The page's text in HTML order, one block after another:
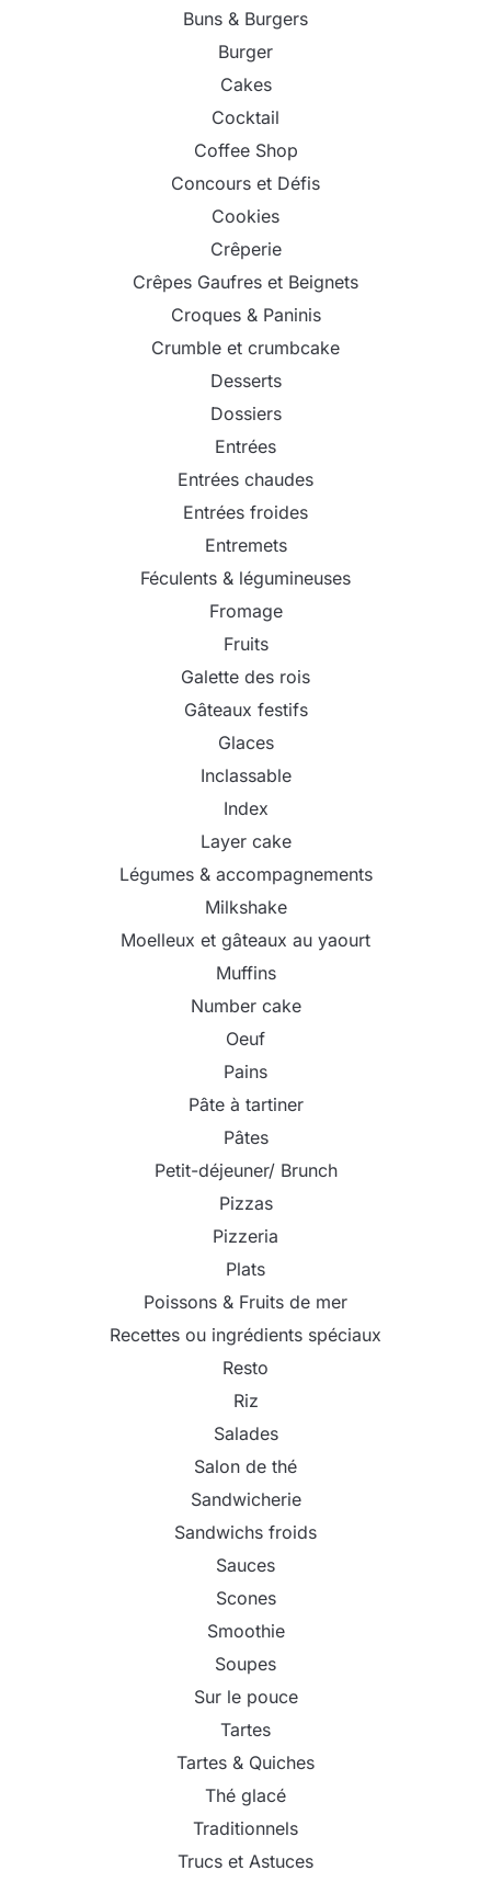
Buns & Burgers
Burger
Cakes
Cocktail
Coffee Shop
Concours et Défis
Cookies
Crêperie
Crêpes Gaufres et Beignets
Croques & Paninis
Crumble et crumbcake
Desserts
Dossiers
Entrées
Entrées chaudes
Entrées froides
Entremets
Féculents & légumineuses
Fromage
Fruits
Galette des rois
Gâteaux festifs
Glaces
Inclassable
Index
Layer cake
Légumes & accompagnements
Milkshake
Moelleux et gâteaux au yaourt
Muffins
Number cake
Oeuf
Pains
Pâte à tartiner
Pâtes
Petit-déjeuner/ Brunch
Pizzas
Pizzeria
Plats
Poissons & Fruits de mer
Recettes ou ingrédients spéciaux
Resto
Riz
Salades
Salon de thé
Sandwicherie
Sandwichs froids
Sauces
Scones
Smoothie
Soupes
Sur le pouce
Tartes
Tartes & Quiches
Thé glacé
Traditionnels
Trucs et Astuces